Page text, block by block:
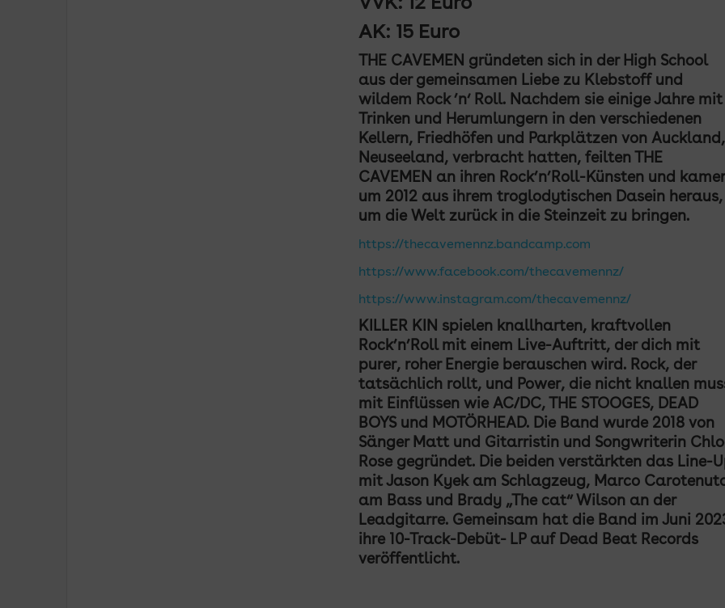
VVK: 12 Euro
AK: 15 Euro
THE CAVEMEN gründeten sich in der High School
aus der gemeinsamen Liebe zu Klebstoff und
wildem Rock ’n‘ Roll. Nachdem sie einige Jahre mit
Trinken und Herumlungern in den verschiedenen
Kellern, Friedhöfen und Parkplätzen von Auckland,
Neuseeland, verbracht hatten, feilten THE
CAVEMEN an ihren Rock’n’Roll-Künsten und
um 2012 aus ihrem troglodytischen Dasein heraus,
um die Welt zurück in die Steinzeit zu bringen.
https://thecavemennz.bandcamp.com
https://www.facebook.com/thecavemennz/
https://www.instagram.com/thecavemennz/
KILLER KIN spielen knallharten, kraftvollen
Rock’n’Roll mit einem Live-Auftritt, der dich mit
purer, roher Energie berauschen wird. Rock, der
tatsächlich rollt, und Power, die nicht knallen
mit Einflüssen wie AC/DC, THE STOOGES, DEAD
BOYS und MOTÖRHEAD. Die Band wurde 2018 von
Sänger Matt und Gitarristin und Songwriterin
Rose gegründet. Die beiden verstärkten das Line-
mit Jason Kyek am Schlagzeug, Marco
am Bass und Brady „The cat“ Wilson an der
Leadgitarre. Gemeinsam hat die Band im Juni
ihre 10-Track-Debüt- LP auf Dead Beat Records
veröffentlicht.